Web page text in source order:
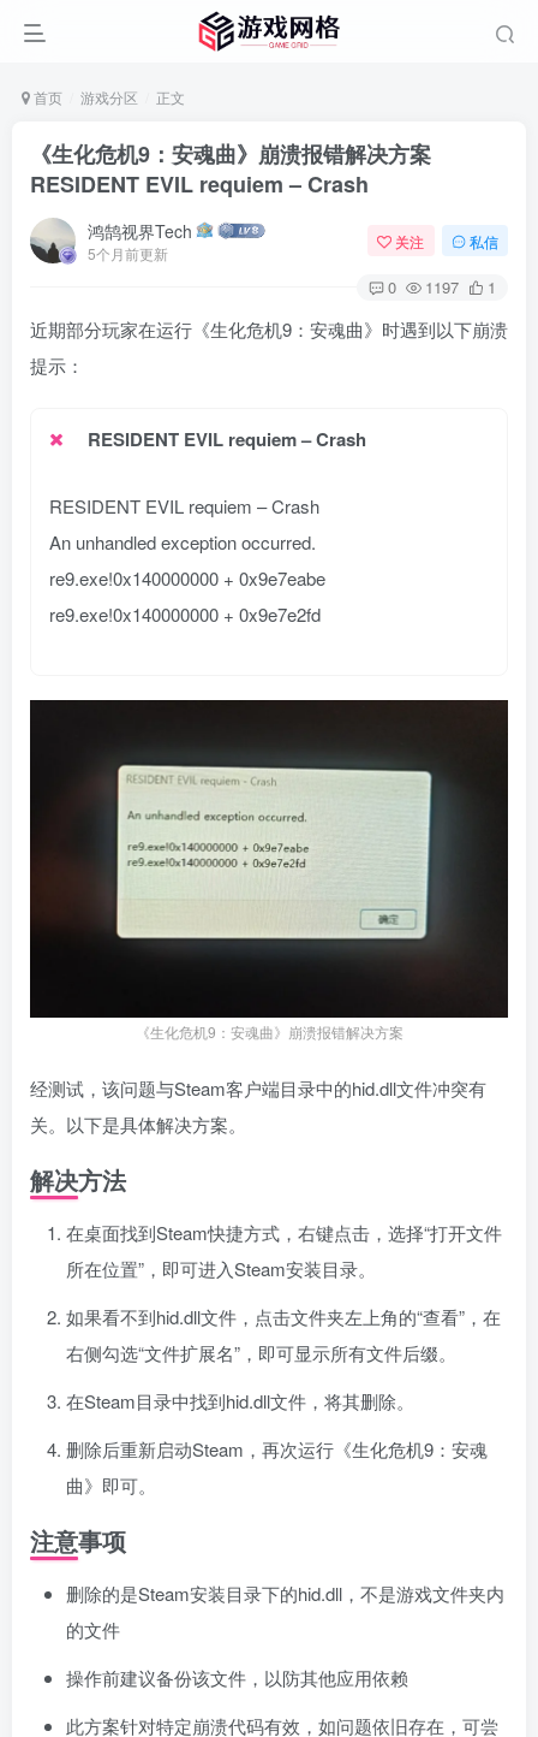
首页 游戏分区 正文
《生化危机9：安魂曲》崩溃报错解决方案
RESIDENT EVIL requiem – Crash
鸿鹄视界Tech
5个月前更新
关注 私信
0 1197 1
近期部分玩家在运行《生化危机9：安魂曲》时遇到以下崩溃
提示：
RESIDENT EVIL requiem – Crash
RESIDENT EVIL requiem – Crash
An unhandled exception occurred.
re9.exe!0x140000000 + 0x9e7eabe
re9.exe!0x140000000 + 0x9e7e2fd
《生化危机9：安魂曲》崩溃报错解决方案
经测试，该问题与Steam客户端目录中的hid.dll文件冲突有
关。以下是具体解决方案。
解决方法
在桌面找到Steam快捷方式，右键点击，选择“打开文件
所在位置”，即可进入Steam安装目录。
如果看不到hid.dll文件，点击文件夹左上角的“查看”，在
右侧勾选“文件扩展名”，即可显示所有文件后缀。
在Steam目录中找到hid.dll文件，将其删除。
删除后重新启动Steam，再次运行《生化危机9：安魂
曲》即可。
注意事项
删除的是Steam安装目录下的hid.dll，不是游戏文件夹内
的文件
操作前建议备份该文件，以防其他应用依赖
此方案针对特定崩溃代码有效，如问题依旧存在，可尝